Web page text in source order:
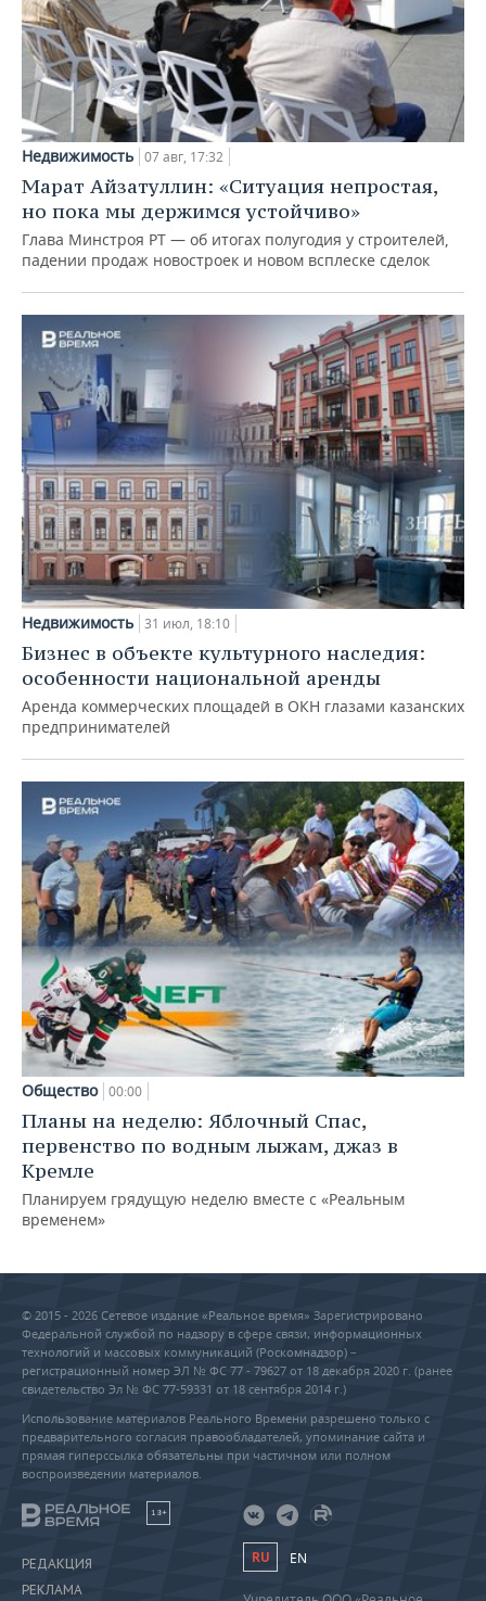
Недвижимость 07 авг, 17:32
Марат Айзатуллин: «Ситуация непростая,
но пока мы держимся устойчиво»
Глава Минстроя РТ — об итогах полугодия у строителей,
падении продаж новостроек и новом всплеске сделок
Недвижимость 31 июл, 18:10
Бизнес в объекте культурного наследия:
особенности национальной аренды
Аренда коммерческих площадей в ОКН глазами казанских
предпринимателей
Общество 00:00
Планы на неделю: Яблочный Спас,
первенство по водным лыжам, джаз в
Кремле
Планируем грядущую неделю вместе с «Реальным
временем»
© 2015 - 2026 Сетевое издание «Реальное время» Зарегистрировано
Федеральной службой по надзору в сфере связи, информационных
технологий и массовых коммуникаций (Роскомнадзор) –
регистрационный номер ЭЛ № ФС 77 - 79627 от 18 декабря 2020 г. (ранее
свидетельство Эл № ФС 77-59331 от 18 сентября 2014 г.)
Использование материалов Реального Времени разрешено только с
предварительного согласия правообладателей, упоминание сайта и
прямая гиперссылка обязательны при частичном или полном
воспроизведении материалов.
18+
РЕДАКЦИЯ
РЕКЛАМА
RU EN